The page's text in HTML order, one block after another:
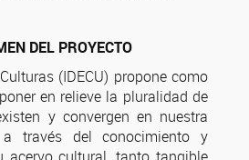
DEL PROYECTO
(IDECU) propone como
en relieve la pluralidad de
y convergen en nuestra
a través del conocimiento y